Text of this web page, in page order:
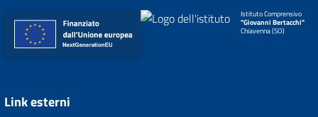
Istituto Comprensivo
"Giovanni Bertacchi"
Chiavenna (SO)
Link esterni